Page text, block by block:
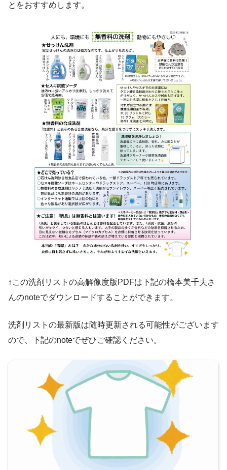
とをおすすめします。
↑この洗剤リストの高解像度版PDFは下記の橋本美千夫さ
んのnoteでダウンロードすることができます。
洗剤リストの最新版は随時更新される可能性がございます
ので、下記のnoteでぜひご確認ください。